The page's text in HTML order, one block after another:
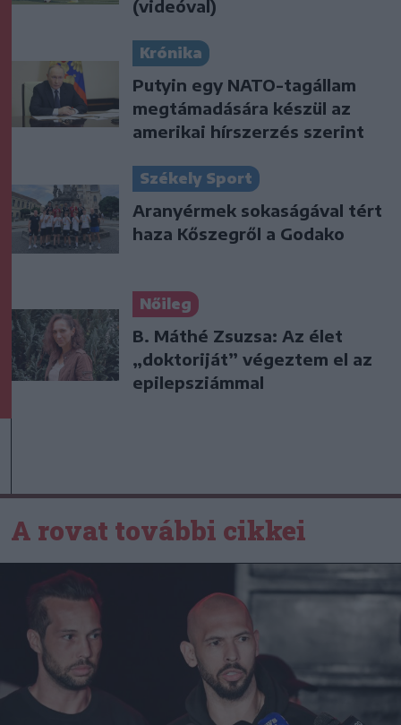
(videóval)
Krónika
Putyin egy NATO-tagállam
megtámadására készül az
amerikai hírszerzés szerint
Székely Sport
Aranyérmek sokaságával tért
haza Kőszegről a Godako
Nőileg
B. Máthé Zsuzsa: Az élet
„doktoriját” végeztem el az
epilepsziámmal
A rovat további cikkei